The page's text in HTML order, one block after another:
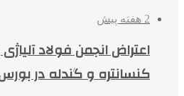
2 هفته پیش
اعتراض انجمن فولاد
کنسانتره و گندله در